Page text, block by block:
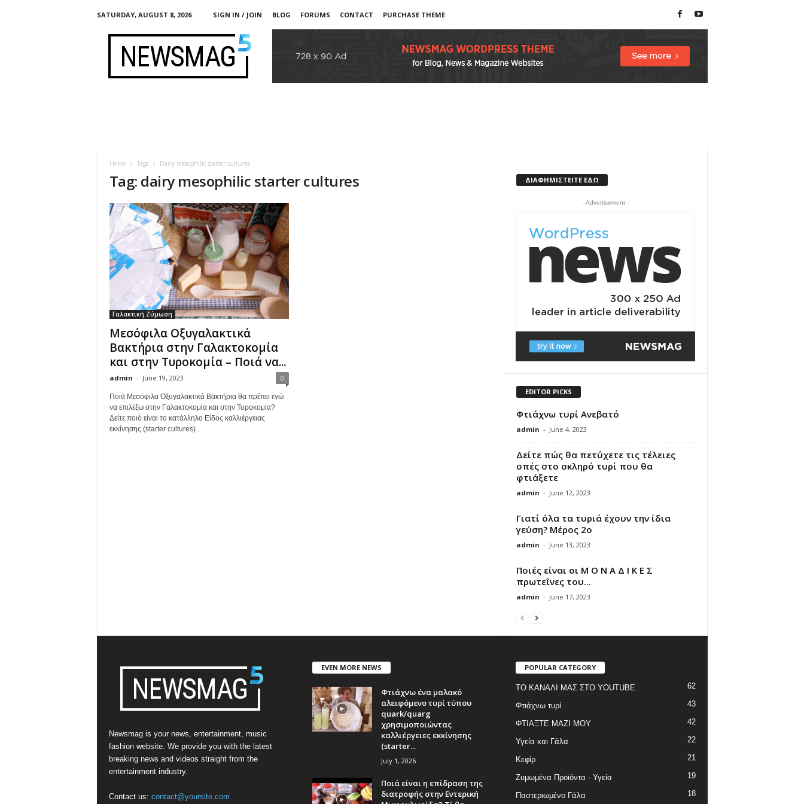
SATURDAY, AUGUST 8, 2026 SIGN IN / JOIN BLOG FORUMS CONTACT
PURCHASE THEME
Home Tags Dairy mesophilic starter cultures
Tag: dairy mesophilic starter cultures
Γαλακτική Ζύμωση
Μεσόφιλα Οξυγαλακτικά
Βακτήρια στην Γαλακτοκομία
και στην Τυροκομία – Ποιά να...
admin - June 19, 2023 0
Ποιά Μεσόφιλα Οξυγαλακτικά Βακτήρια θα πρέπει εγώ
να επιλέξω στην Γαλακτοκομία και στην Τυροκομία?
Δείτε ποιό είναι το κατάλληλο Είδος καλλιέργειας
εκκίνησης (starter cultures)...
ΔΙΑΦΗΜΙΣΤΕΙΤΕ ΕΔΩ
- Advertisement -
EDITOR PICKS
Φτιάχνω τυρί Ανεβατό
admin - June 4, 2023
Δείτε πώς θα πετύχετε τις τέλειες
οπές στο σκληρό τυρί που θα
φτιάξετε
admin - June 12, 2023
Γιατί όλα τα τυριά έχουν την ίδια
γεύση? Μέρος 2ο
admin - June 13, 2023
Ποιές είναι οι Μ Ο Ν Α Δ Ι Κ Ε Σ
πρωτεΐνες του...
admin - June 17, 2023
Newsmag is your news, entertainment, music
fashion website. We provide you with the latest
breaking news and videos straight from the
entertainment industry.
Contact us: contact@yoursite.com
EVEN MORE NEWS
Φτιάχνω ένα μαλακό
αλειφόμενο τυρί τύπου
quark/quarg
χρησιμοποιώντας
καλλιέργειες εκκίνησης
(starter...
July 1, 2026
Ποιά είναι η επίδραση της
διατροφής στην Εντερική
POPULAR CATEGORY
ΤΟ ΚΑΝΑΛΙ ΜΑΣ ΣΤΟ YOUTUBE 62
Φτιάχνω τυρί 43
ΦΤΙΑΞΤΕ ΜΑΖΙ ΜΟΥ 42
Υγεία και Γάλα 22
Κεφίρ 21
Ζυμωμένα Προϊόντα - Υγεία 19
Παστεριωμένο Γάλα 18